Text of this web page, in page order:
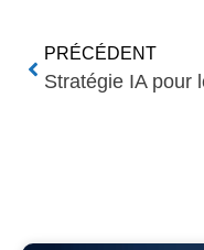
PRÉCÉDENT